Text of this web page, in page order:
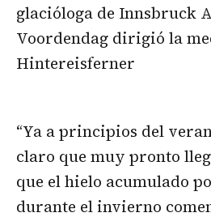
glacióloga de Innsbruck
Voordendag dirigió la
Hintereisferner
“Ya a principios del
claro que muy pronto
que el hielo acumulado
durante el invierno